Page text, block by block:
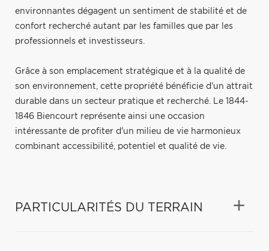
environnantes dégagent un sentiment de stabilité et de
confort recherché autant par les familles que par les
professionnels et investisseurs.
Grâce à son emplacement stratégique et à la qualité de
son environnement, cette propriété bénéficie d'un attrait
durable dans un secteur pratique et recherché. Le 1844-
1846 Biencourt représente ainsi une occasion
intéressante de profiter d'un milieu de vie harmonieux
combinant accessibilité, potentiel et qualité de vie.
PARTICULARITÉS DU TERRAIN